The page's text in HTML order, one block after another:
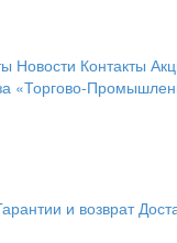
Новости Контакты
«Торгово-
и возврат